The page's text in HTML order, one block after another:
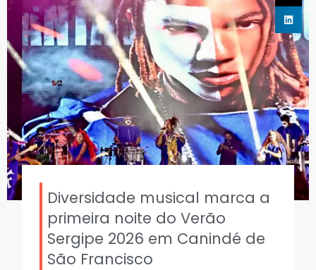
Diversidade musical marca a
primeira noite do Verão
Sergipe 2026 em Canindé de
São Francisco